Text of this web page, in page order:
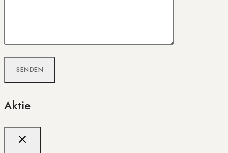
Aktie